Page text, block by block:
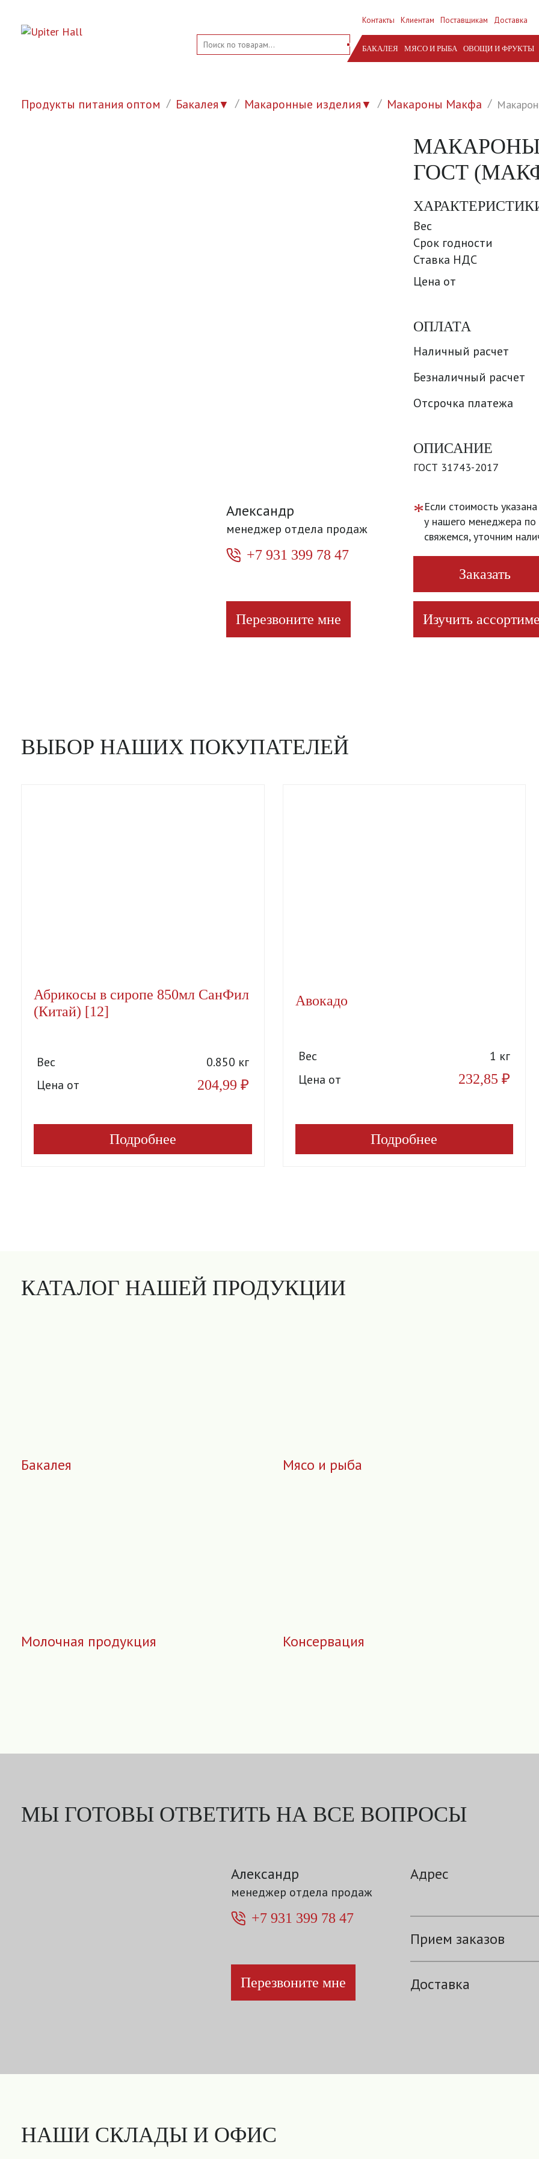
Контакты Клиентам Поставщикам Доставка
БАКАЛЕЯ МЯСО И РЫБА ОВОЩИ И ФРУКТЫ
Продукты питания оптом Бакалея▼ Макаронные изделия▼ Макароны Макфа
Александр
менеджер отдела продаж
+7 931 399 78 47
Перезвоните мне
МАКАРОНЫ
ГОСТ
Вес
Срок годности
Ставка НДС
Цена от
ОПЛАТА
Наличный расчет
Безналичный расчет
Отсрочка платежа
ОПИСАНИЕ
ГОСТ 31743-2017
*Если стоимость
у нашего менеджера по
свяжемся, уточним
Заказать
Изучить
ВЫБОР НАШИХ ПОКУПАТЕЛЕЙ
Абрикосы в сиропе 850мл СанФил
(Китай) [12]
Вес
0.850 кг
Цена от
204,99 ₽
Подробнее
Авокадо
Вес
1 кг
Цена от
232,85₽
Подробнее
КАТАЛОГ НАШЕЙ ПРОДУКЦИИ
Бакалея Мясо и рыба
Молочная продукция Консервация
МЫ ГОТОВЫ ОТВЕТИТЬ НА ВСЕ ВОПРОСЫ
Александр
менеджер отдела продаж
+7 931 399 78 47
Перезвоните мне
Адрес
Прием заказов
Доставка
НАШИ СКЛАДЫ И ОФИС